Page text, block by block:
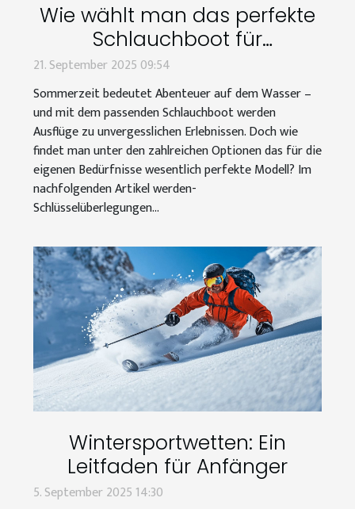
Wie wählt man das perfekte
Schlauchboot für
Sommerabenteuer aus?
21. September 2025 09:54
Sommerzeit bedeutet Abenteuer auf dem Wasser –
und mit dem passenden Schlauchboot werden
Ausflüge zu unvergesslichen Erlebnissen. Doch wie
findet man unter den zahlreichen Optionen das für die
eigenen Bedürfnisse wesentlich perfekte Modell? Im
nachfolgenden Artikel werden-
Schlüsselüberlegungen...
Wintersportwetten: Ein
Leitfaden für Anfänger
5. September 2025 14:30